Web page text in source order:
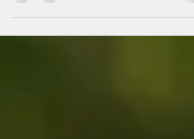
emocionalmente a alguien que lo necesita.